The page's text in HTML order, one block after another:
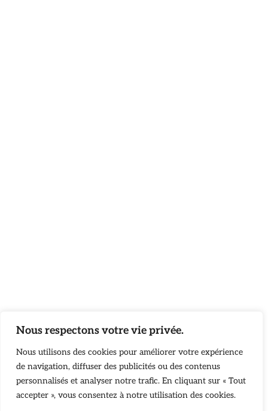
Nous respectons votre vie privée.
Nous utilisons des cookies pour améliorer votre expérience
de navigation, diffuser des publicités ou des contenus
personnalisés et analyser notre trafic. En cliquant sur « Tout
accepter », vous consentez à notre utilisation des cookies.